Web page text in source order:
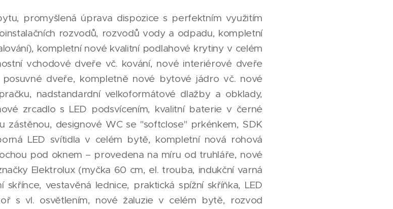
promyšlená úprava dispozice s perfektním využitím
rozvodů, rozvodů vody a odpadu, kompletní
kompletní nové kvalitní podlahové krytiny v celém
vchodové dveře vč. kování, nové interiérové dveře
dveře, kompletně nové bytové jádro vč. nové
nadstandardní velkoformátové dlažby a obklady,
zrcadlo s LED podsvícením, kvalitní baterie v černé
zástěnou, designové WC se "softclose" prkénkem, SDK
LED svítidla v celém bytě, kompletní nová rohová
pod oknem – provedena na míru od truhláře, nové
Elektrolux (myčka 60 cm, el. trouba, indukční varná
vestavěná lednice, praktická spížní skříňka, LED
s vl. osvětlením, nové žaluzie v celém bytě, rozvod